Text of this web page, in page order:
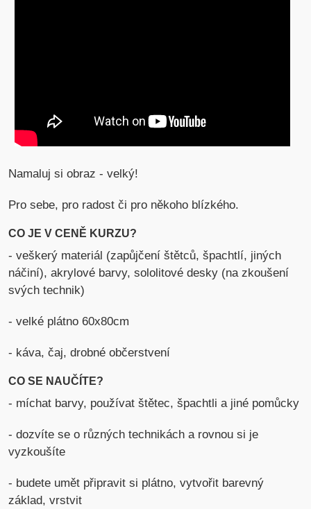
Namaluj si obraz - velký!
Pro sebe, pro radost či pro někoho blízkého.
CO JE V CENĚ KURZU?
- veškerý materiál (zapůjčení štětců, špachtlí, jiných
náčiní), akrylové barvy, sololitové desky (na zkoušení
svých technik)
- velké plátno 60x80cm
- káva, čaj, drobné občerstvení
CO SE NAUČÍTE?
- míchat barvy, používat štětec, špachtli a jiné pomůcky
- dozvíte se o různých technikách a rovnou si je
vyzkoušíte
- budete umět připravit si plátno, vytvořit barevný
základ, vrstvit